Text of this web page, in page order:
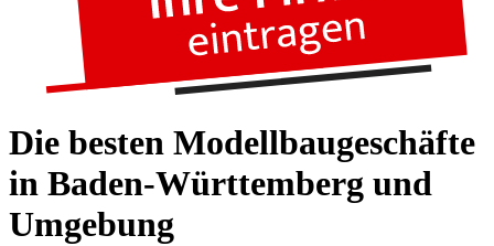
Die besten Modellbaugeschäfte
in Baden-Württemberg und
Umgebung